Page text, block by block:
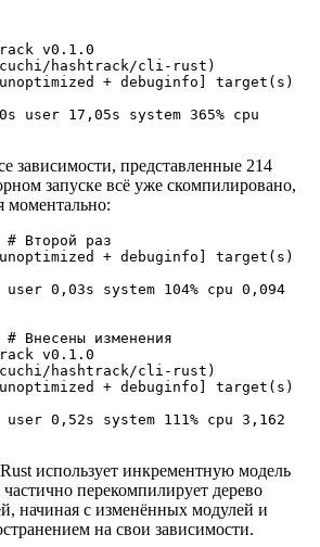
cuchi/hashtrack/cli-rust)
user 17,05s system 365% cpu
зависимости, представленные 214
запуске всё уже скомпилировано,
моментально:
Второй раз
0,03s system 104% cpu 0,094
изменения
cuchi/hashtrack/cli-rust)
0,52s system 111% cpu 3,162
использует инкрементную модель
перекомпилирует дерево
начиная с изменённых модулей и
на свои зависимости.